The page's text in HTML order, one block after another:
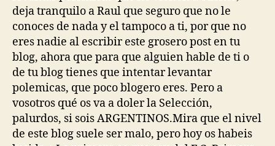
deja tranquilo a Raul que seguro que no le
conoces de nada y el tampoco a ti, por que no
eres nadie al escribir este grosero post en tu
blog, ahora que para que alguien hable de ti o
de tu blog tienes que intentar levantar
polemicas, que poco blogero eres. Pero a
vosotros qué os va a doler la Selección,
palurdos, si sois ARGENTINOS.Mira que el nivel
de este blog suele ser malo, pero hoy os habeis